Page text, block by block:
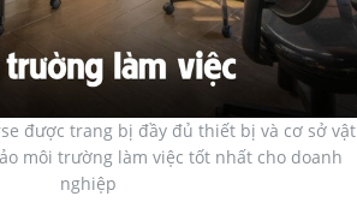
được trang bị đầy đủ thiết bị và cơ sở vật
môi trường làm việc tốt nhất cho doanh
nghiệp